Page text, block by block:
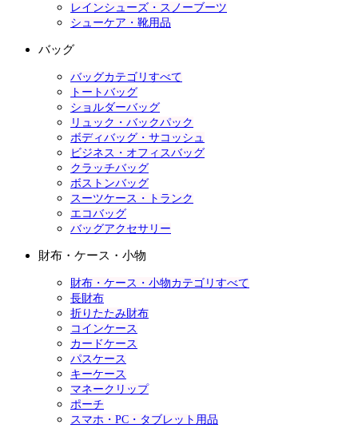
レインシューズ・スノーブーツ
シューケア・靴用品
バッグ
バッグカテゴリすべて
トートバッグ
ショルダーバッグ
リュック・バックパック
ボディバッグ・サコッシュ
ビジネス・オフィスバッグ
クラッチバッグ
ボストンバッグ
スーツケース・トランク
エコバッグ
バッグアクセサリー
財布・ケース・小物
財布・ケース・小物カテゴリすべて
長財布
折りたたみ財布
コインケース
カードケース
パスケース
キーケース
マネークリップ
ポーチ
スマホ・PC・タブレット用品